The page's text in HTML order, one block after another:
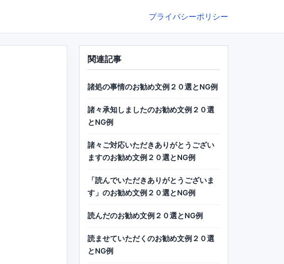
プライバシーポリシー
関連記事
諸処の事情のお勧め文例２０選とNG例
諸々承知しましたのお勧め文例２０選
とNG例
諸々ご対応いただきありがとうござい
ますのお勧め文例２０選とNG例
「読んでいただきありがとうございま
す」のお勧め文例２０選とNG例
読んだのお勧め文例２０選とNG例
読ませていただくのお勧め文例２０選
とNG例